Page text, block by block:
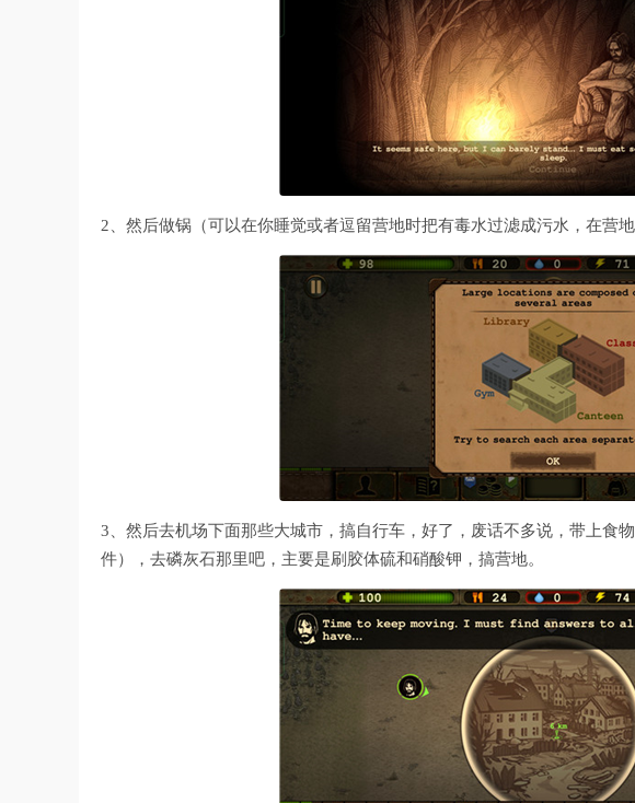
2、然后做锅（可以在你睡觉或者逗留营地时把有毒水过滤成污水，在营地
3、然后去机场下面那些大城市，搞自行车，好了，废话不多说，带上食
件），去磷灰石那里吧，主要是刷胶体硫和硝酸钾，搞营地。